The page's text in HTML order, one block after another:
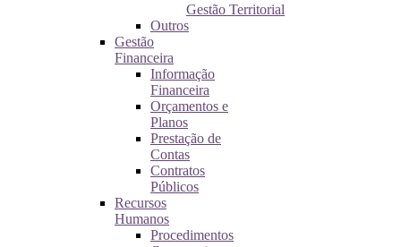
Gestão Territorial
Outros
Gestão
Financeira
Informação
Financeira
Orçamentos e
Planos
Prestação de
Contas
Contratos
Públicos
Recursos
Humanos
Procedimentos